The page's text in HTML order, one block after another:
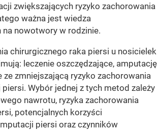
zwiększających ryzyko zachorowania
ważna jest wiedza
nowotwory w rodzinie.
chirurgicznego raka piersi u nosicielek
leczenie oszczędzające, amputację
ze zmniejszającą ryzyko zachorowania
Wybór jednej z tych metod zależy
nawrotu, ryzyka zachorowania
potencjalnych korzyści
piersi oraz czynników